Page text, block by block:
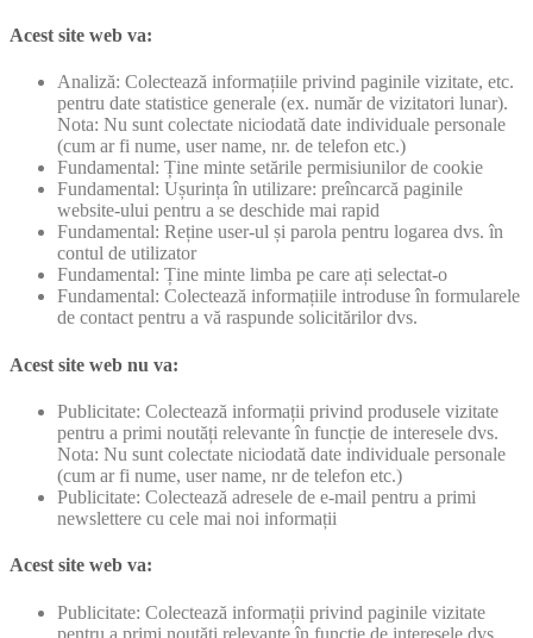
Acest site web va:
Analiză: Colectează informațiile privind paginile vizitate, etc.
pentru date statistice generale (ex. număr de vizitatori lunar).
Nota: Nu sunt colectate niciodată date individuale personale
(cum ar fi nume, user name, nr. de telefon etc.)
Fundamental: Ține minte setările permisiunilor de cookie
Fundamental: Ușurința în utilizare: preîncarcă paginile
website-ului pentru a se deschide mai rapid
Fundamental: Reține user-ul și parola pentru logarea dvs. în
contul de utilizator
Fundamental: Ține minte limba pe care ați selectat-o
Fundamental: Colectează informațiile introduse în formularele
de contact pentru a vă raspunde solicitărilor dvs.
Acest site web nu va:
Publicitate: Colectează informații privind produsele vizitate
pentru a primi noutăți relevante în funcție de interesele dvs.
Nota: Nu sunt colectate niciodată date individuale personale
(cum ar fi nume, user name, nr de telefon etc.)
Publicitate: Colectează adresele de e-mail pentru a primi
newslettere cu cele mai noi informații
Acest site web va:
Publicitate: Colectează informații privind paginile vizitate
pentru a primi noutăți relevante în funcție de interesele dvs.